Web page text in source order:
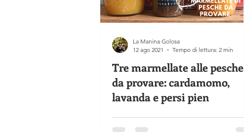
Tre marmellate alle pesche
da provare: cardamomo,
lavanda e persi pien
La Manina Golosa
12 ago 2021
Tempo di lettura: 2 min